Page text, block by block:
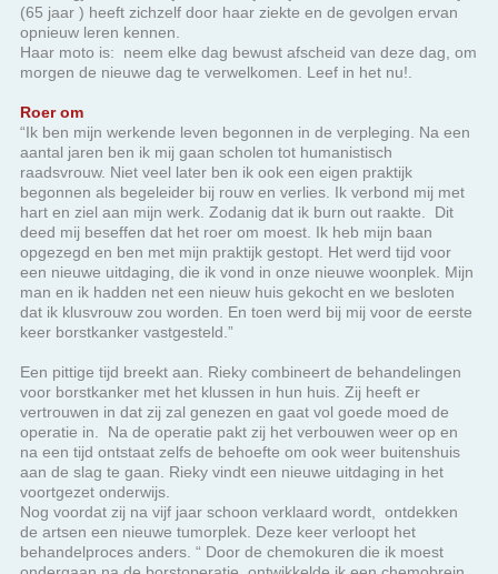
opnieuw leren kennen.
Haar moto is: neem elke dag bewust afscheid van deze dag, om
morgen de nieuwe dag te verwelkomen. Leef in het nu!.
Roer om
“Ik ben mijn werkende leven begonnen in de verpleging. Na een
aantal jaren ben ik mij gaan scholen tot humanistisch
raadsvrouw. Niet veel later ben ik ook een eigen praktijk
begonnen als begeleider bij rouw en verlies. Ik verbond mij met
hart en ziel aan mijn werk. Zodanig dat ik burn out raakte. Dit
deed mij beseffen dat het roer om moest. Ik heb mijn baan
opgezegd en ben met mijn praktijk gestopt. Het werd tijd voor
een nieuwe uitdaging, die ik vond in onze nieuwe woonplek. Mijn
man en ik hadden net een nieuw huis gekocht en we besloten
dat ik klusvrouw zou worden. En toen werd bij mij voor de eerste
keer borstkanker vastgesteld.”
Een pittige tijd breekt aan. Rieky combineert de behandelingen
voor borstkanker met het klussen in hun huis. Zij heeft er
vertrouwen in dat zij zal genezen en gaat vol goede moed de
operatie in. Na de operatie pakt zij het verbouwen weer op en
na een tijd ontstaat zelfs de behoefte om ook weer buitenshuis
aan de slag te gaan. Rieky vindt een nieuwe uitdaging in het
voortgezet onderwijs.
Nog voordat zij na vijf jaar schoon verklaard wordt, ontdekken
de artsen een nieuwe tumorplek. Deze keer verloopt het
behandelproces anders. “ Door de chemokuren die ik moest
ondergaan na de borstoperatie, ontwikkelde ik een chemobrein
(1). Hierdoor raakte ik mijn energie, concentratie en focus kwijt.
En ten gevolge van de bestraling kreeg ik een oedeemarm. Dit
vroeg ook de nodige aandacht en ik kon helaas niet meer